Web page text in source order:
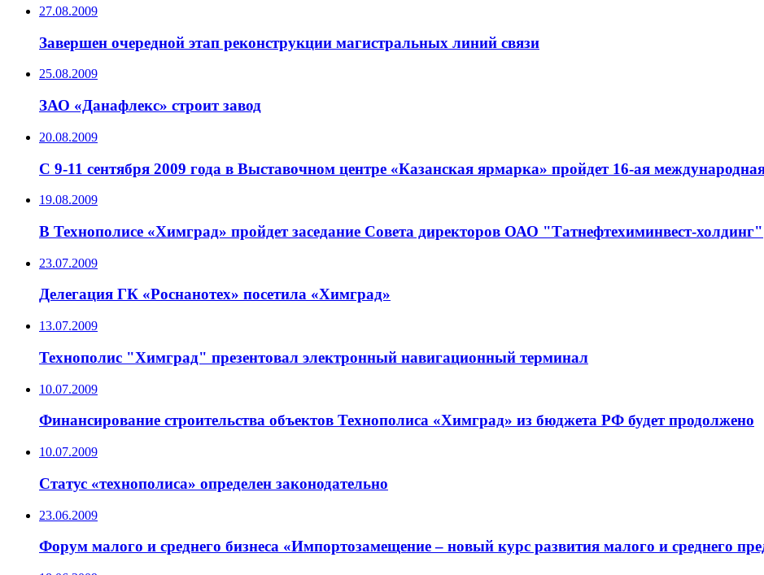
27.08.2009
Завершен очередной этап реконструкции магистральных линий связи
25.08.2009
ЗАО «Данафлекс» строит завод
20.08.2009
С 9-11 сентября 2009 года в Выставочном центре «Казанская ярмарка» пройдет 16-ая
19.08.2009
В Технополисе «Химград» пройдет заседание Совета директоров ОАО "Татнефтехиминвест-холдинг"
23.07.2009
Делегация ГК «Роснанотех» посетила «Химград»
13.07.2009
Технополис "Химград" презентовал электронный навигационный терминал
10.07.2009
Финансирование строительства объектов Технополиса «Химград» из бюджета РФ будет продолжено
10.07.2009
Статус «технополиса» определен законодательно
23.06.2009
Форум малого и среднего бизнеса «Импортозамещение – новый курс развития малого и среднего